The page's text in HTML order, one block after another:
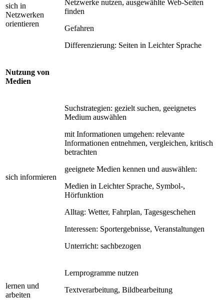
sich in
Netzwerken
orientieren
Netzwerke nutzen, ausgewählte Web-Seiten
finden
Gefahren
Differenzierung: Seiten in Leichter Sprache
Nutzung von
Medien
sich informieren
Suchstrategien: gezielt suchen, geeignetes
Medium auswählen
mit Informationen umgehen: relevante
Informationen entnehmen, vergleichen, kritisch
betrachten
geeignete Medien kennen und auswählen:
Medien in Leichter Sprache, Symbol-,
Hörfunktion
Alltag: Wetter, Fahrplan, Tagesgeschehen
Interessen: Sportergebnisse, Veranstaltungen
Unterricht: sachbezogen
lernen und
arbeiten
Lernprogramme nutzen
Textverarbeitung, Bildbearbeitung